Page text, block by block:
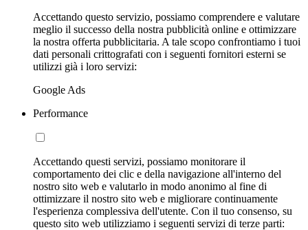
Accettando questo servizio, possiamo comprendere e valutare
meglio il successo della nostra pubblicità online e ottimizzare
la nostra offerta pubblicitaria. A tale scopo confrontiamo i tuoi
dati personali crittografati con i seguenti fornitori esterni se
utilizzi già i loro servizi:
Google Ads
Performance
Accettando questi servizi, possiamo monitorare il
comportamento dei clic e della navigazione all'interno del
nostro sito web e valutarlo in modo anonimo al fine di
ottimizzare il nostro sito web e migliorare continuamente
l'esperienza complessiva dell'utente. Con il tuo consenso, su
questo sito web utilizziamo i seguenti servizi di terze parti: